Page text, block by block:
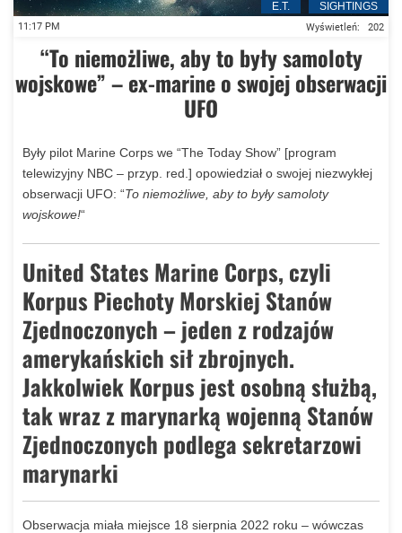
Doświadczony pilot pasażerski nagrał UFO – Bawaria, Niemcy
11:17 PM Wyświetleń: 202
E.T. SIGHTINGS
“To niemożliwe, aby to były samoloty
wojskowe” – ex-marine o swojej obserwacji
UFO
Były pilot Marine Corps we “The Today Show” [program
telewizyjny NBC – przyp. red.] opowiedział o swojej niezwykłej
obserwacji UFO: “To niemożliwe, aby to były samoloty
wojskowe!“
United States Marine Corps, czyli
Korpus Piechoty Morskiej Stanów
Zjednoczonych – jeden z rodzajów
amerykańskich sił zbrojnych.
Jakkolwiek Korpus jest osobną służbą,
tak wraz z marynarką wojenną Stanów
Zjednoczonych podlega sekretarzowi
marynarki
Obserwacja miała miejsce 18 sierpnia 2022 roku – wówczas